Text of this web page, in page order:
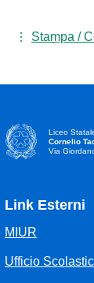
Stampa /
Liceo
Cornelio
Via
Link Esterni
MIUR
Ufficio